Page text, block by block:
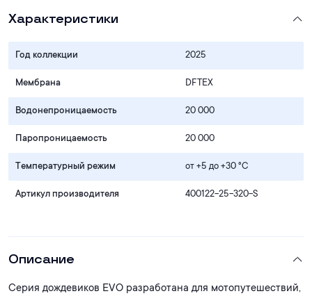
Характеристики
Год коллекции 2025
Мембрана DFTEX
Водонепроницаемость 20 000
Паропроницаемость 20 000
Температурный режим от +5 до +30 °С
Артикул производителя 400122-25-320-S
Описание
Серия дождевиков EVO разработана для мотопутешествий,